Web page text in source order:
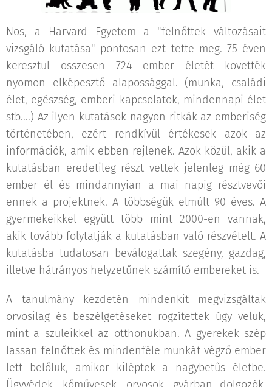
Nos, a Harvard Egyetem a "felnőttek változásait
vizsgáló kutatása" pontosan ezt tette meg. 75 éven
keresztül összesen 724 ember életét követték
nyomon elképesztő alapossággal. (munka, családi
élet, egészség, emberi kapcsolatok, mindennapi élet
stb....) Az ilyen kutatások nagyon ritkák az emberiség
történetében, ezért rendkívül értékesek azok az
információk, amik ebben rejlenek. Azok közül, akik a
kutatásban eredetileg részt vettek jelenleg még 60
ember él és mindannyian a mai napig résztvevői
ennek a projektnek. A többségük elmúlt 90 éves. A
gyermekeikkel együtt több mint 2000-en vannak,
akik tovább folytatják a kutatásban való részvételt. A
kutatásba tudatosan beválogattak szegény, gazdag,
illetve hátrányos helyzetűnek számító embereket is.
A tanulmány kezdetén mindenkit megvizsgáltak
orvosilag és beszélgetéseket rögzítettek úgy velük,
mint a szüleikkel az otthonukban. A gyerekek szép
lassan felnőttek és mindenféle munkát végző ember
lett belőlük, amikor kiléptek a nagybetűs életbe.
Ügyvédek, kőművesek, orvosok, gyárban dolgozók,